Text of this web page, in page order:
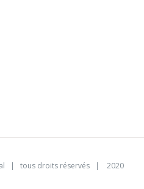
| tous droits réservés | 2020